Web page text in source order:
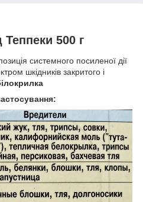
Теппеки 500 г
системного посиленої дії
шкідників закритого і